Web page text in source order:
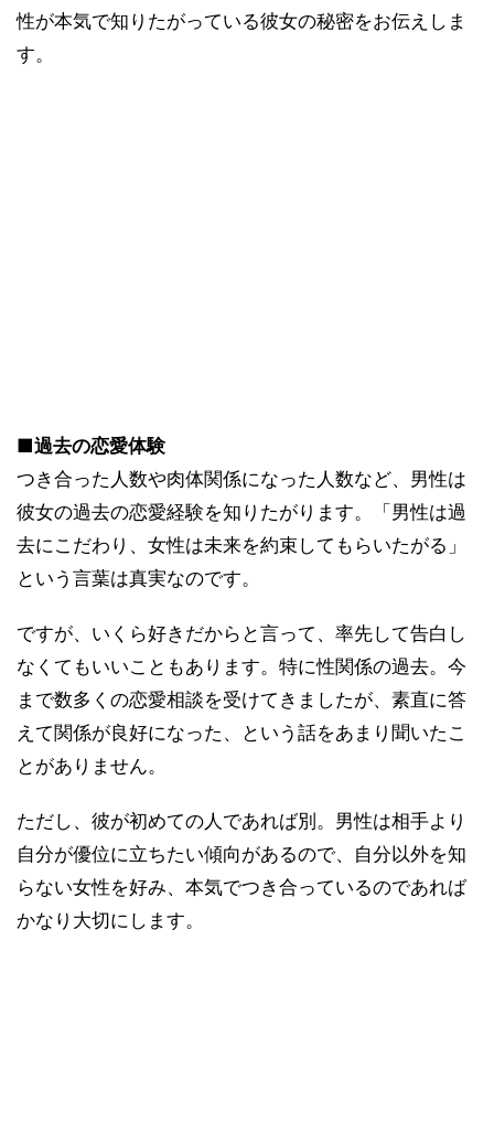
性が本気で知りたがっている彼女の秘密をお伝えしま
す。
■過去の恋愛体験
つき合った人数や肉体関係になった人数など、男性は
彼女の過去の恋愛経験を知りたがります。「男性は過
去にこだわり、女性は未来を約束してもらいたがる」
という言葉は真実なのです。
ですが、いくら好きだからと言って、率先して告白し
なくてもいいこともあります。特に性関係の過去。今
まで数多くの恋愛相談を受けてきましたが、素直に答
えて関係が良好になった、という話をあまり聞いたこ
とがありません。
ただし、彼が初めての人であれば別。男性は相手より
自分が優位に立ちたい傾向があるので、自分以外を知
らない女性を好み、本気でつき合っているのであれば
かなり大切にします。